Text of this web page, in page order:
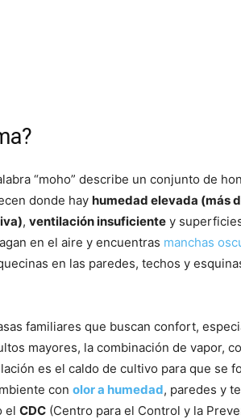
“moho” describe un conjunto de
donde hay humedad elevada (más
, ventilación insuficiente y
en el aire y encuentras manchas
en las paredes, techos y
familiares que buscan confort,
mayores, la combinación de vapor,
es el caldo de cultivo para que se
con olor a humedad, paredes y
el CDC (Centro para el Control y la